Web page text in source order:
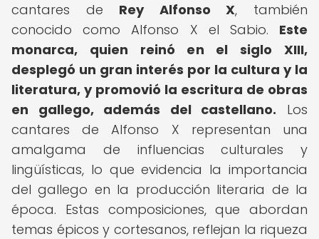
cantares de Rey Alfonso X, también
conocido como Alfonso X el Sabio. Este
monarca, quien reinó en el siglo XIII,
desplegó un gran interés por la cultura y la
literatura, y promovió la escritura de obras
en gallego, además del castellano. Los
cantares de Alfonso X representan una
amalgama de influencias culturales y
lingüísticas, lo que evidencia la importancia
del gallego en la producción literaria de la
época. Estas composiciones, que abordan
temas épicos y cortesanos, reflejan la riqueza